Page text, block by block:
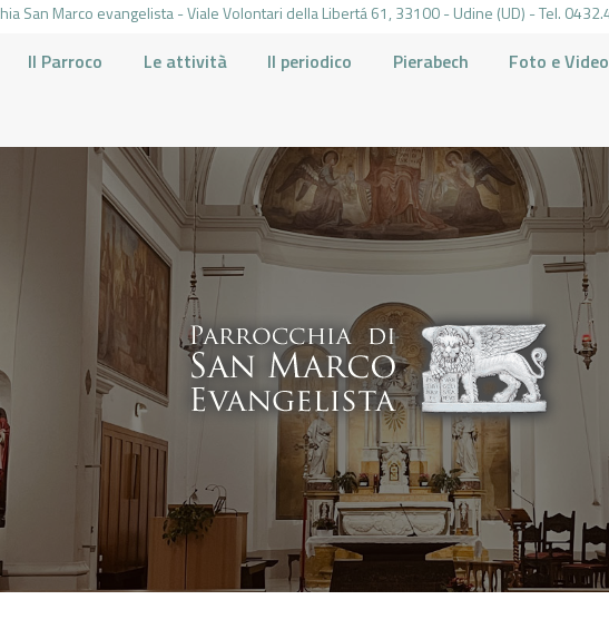
San Marco evangelista - Viale Volontari della Libertá 61, 33100 - Udine (UD) - Tel.
Il Parroco Le attività Il periodico Pierabech Foto e Video
HOME
LA PARROCCHIA
IL PARROCO
LE ATTIVITÀ
IL PERIODICO
PIERABECH
FOTO E VIDEO
CONTATTI